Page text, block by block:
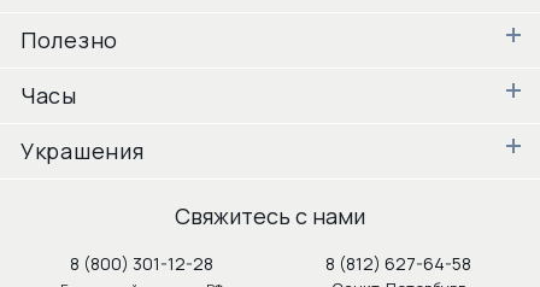
Полезно
Часы
Украшения
Свяжитесь с нами
8 (800) 301-12-28 8 (812) 627-64-58